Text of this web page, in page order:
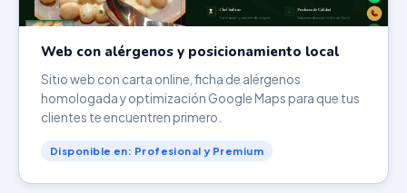
Web con alérgenos y posicionamiento local
Sitio web con carta online, ficha de alérgenos
homologada y optimización Google Maps para que tus
clientes te encuentren primero.
Disponible en: Profesional y Premium